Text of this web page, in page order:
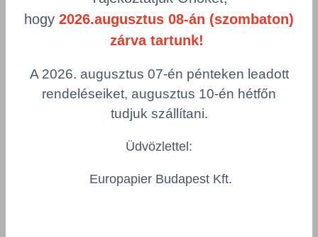
Többszörös választás
IQC380/N/NEOPI
Grammsúly
Szélesség
420 mm
neopi / neonrózsaszín
Csomagolás
hogy 2026.augusztus 08-án (szombaton)
zárva tartunk!
A 2026. augusztus 07-én pénteken leadott
rendeléseiket, augusztus 10-én hétfőn
tudjuk szállítani.
Üdvözlettel:
Europapier Budapest Kft.